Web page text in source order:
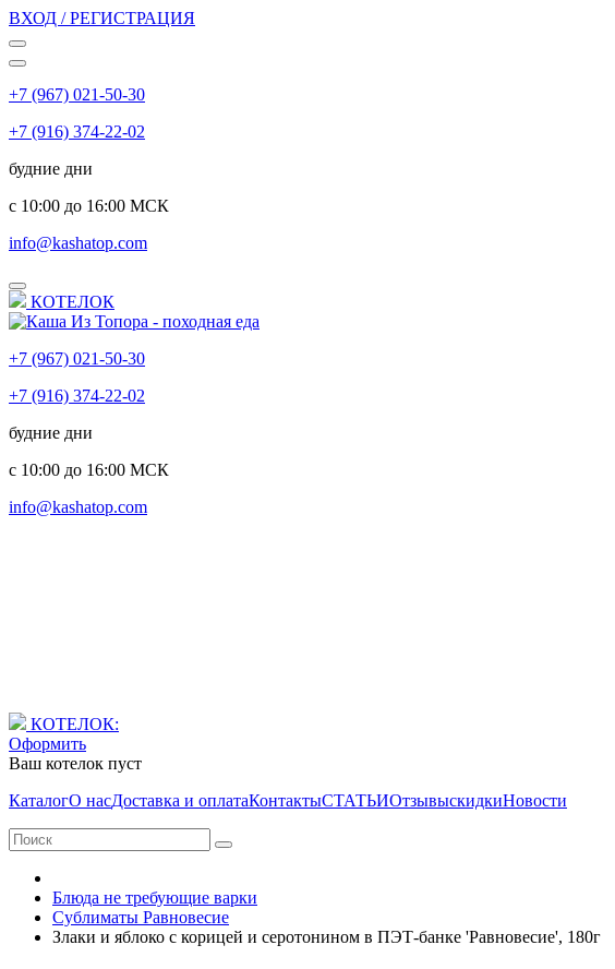
ВХОД / РЕГИСТРАЦИЯ
+7 (967) 021-50-30
+7 (916) 374-22-02
будние дни
с 10:00 до 16:00 МСК
info@kashatop.com
КОТЕЛОК
+7 (967) 021-50-30
+7 (916) 374-22-02
будние дни
с 10:00 до 16:00 МСК
info@kashatop.com
КОТЕЛОК:
Оформить
Ваш котелок пуст
КаталогО насДоставка и оплатаКонтактыСТАТЬИОтзывыскидкиНовости
Блюда не требующие варки
Сублиматы Равновесие
Злаки и яблоко с корицей и серотонином в ПЭТ-банке 'Равновесие', 180г